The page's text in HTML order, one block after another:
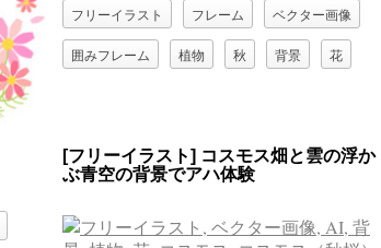
フリーイラスト フレーム ベクター画像
囲みフレーム 植物 秋 背景 花
[フリーイラスト] コスモス畑と雲の浮か
ぶ青空の背景でアハ体験